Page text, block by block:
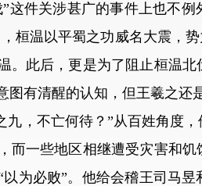
件关涉甚广的事件上也不例
桓温以平蜀之功威名大震，
。此后，更是为了阻止桓温
有清醒的认知，但王羲之
，不亡何待？”从百姓角度
而一些地区相继遭受灾害和
为必败”。他给会稽王司马